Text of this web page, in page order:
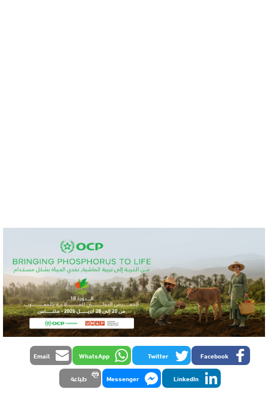
Facebook
Twitter
WhatsApp
Email
LinkedIn
Messenger طباعة